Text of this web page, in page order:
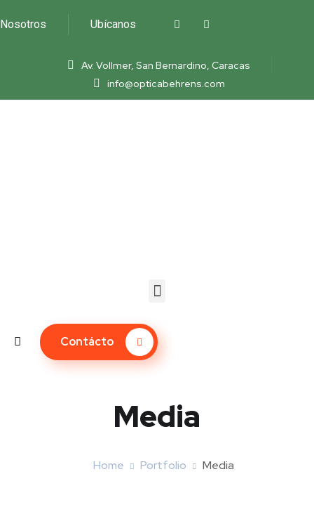
Nosotros Ubícanos
Av. Vollmer, San Bernardino, Caracas
info@opticabehrens.com
Contácto
Media
Home Portfolio Media